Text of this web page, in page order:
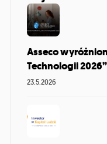
Asseco
Technologii
23.5.2026